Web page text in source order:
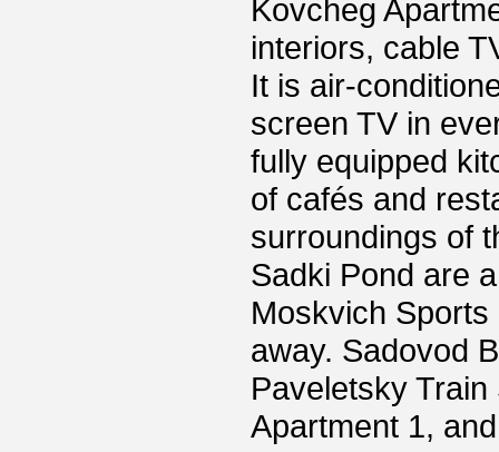
Kovcheg
interiors, cable
It is air-
screen TV in
fully equipped
of cafés and
surroundings of
Sadki Pond are
Moskvich
away. Sadovod
Paveletsky
Apartment 1,